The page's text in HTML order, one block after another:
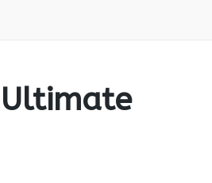
Ultimate